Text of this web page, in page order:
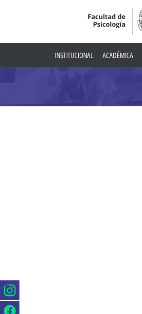
INSTITUCIONAL ACADÉMICA